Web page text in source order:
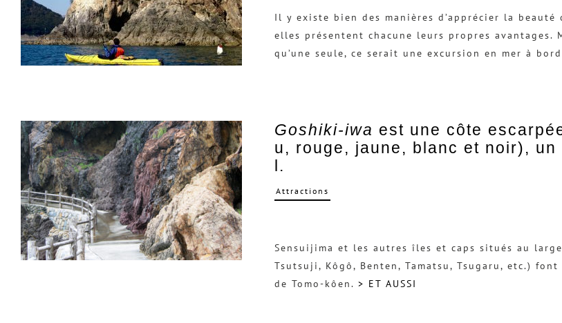
Il y existe bien des manières d’apprécier la
elles présentent chacune leurs propres avantages.
qu’une seule, ce serait une excursion en mer à
Goshiki-iwa est une côte
u, rouge, jaune, blanc et noir),
l.
Attractions
Sensuijima et les autres îles et caps situés au
Tsutsuji, Kôgô, Benten, Tamatsu, Tsugaru, etc.)
de Tomo-kôen. > ET AUSSI